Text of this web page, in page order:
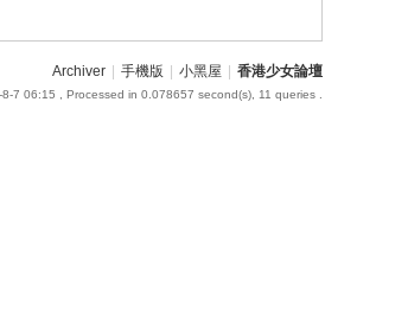
Archiver 手機版 小黑屋 香港少女論壇
7 06:15 , Processed in 0.078657 second(s), 11 queries .